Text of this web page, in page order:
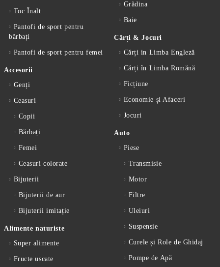
Toc Înalt
Pantofi de sport pentru
bărbați
Pantofi de sport pentru femei
Accesorii
Genți
Ceasuri
Copii
Bărbați
Femei
Ceasuri colorate
Bijuterii
Bijuterii de aur
Bijuterii imitație
Alimente naturiste
Super alimente
Fructe uscate
Grădina
Baie
Cărți & Jocuri
Cărți in Limba Engleză
Cărți în Limba Romănă
Ficțiune
Economie și Afaceri
Jocuri
Auto
Piese
Transmisie
Motor
Filtre
Uleiuri
Suspensie
Curele și Role de Ghidaj
Pompe de Apă